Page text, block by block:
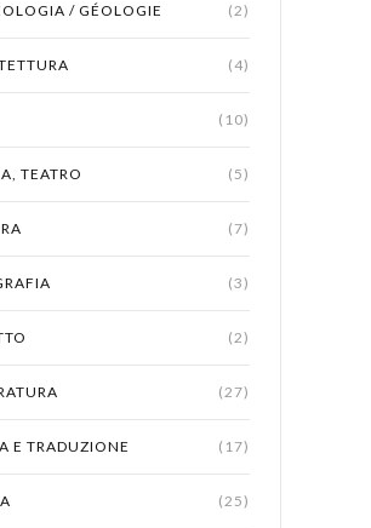
/ GÉOLOGIE (2)
(4)
(10)
TEATRO (5)
(7)
(3)
(2)
(27)
E TRADUZIONE (17)
(25)